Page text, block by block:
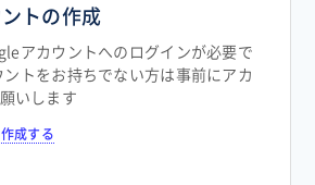
トの作成
アカウントへのログインが必要で
トをお持ちでない方は事前にアカ
いします
成する